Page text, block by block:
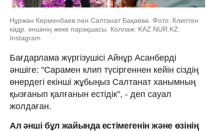
Нұржан Керменбаев пен Салтанат Бақаева. Фото: Клиптен
кадр, әншінің жеке парақшасы. Коллаж: KAZ.NUR.KZ:
Instagram
Бағдарлама жүргізушісі Айнұр Асанберді
әншіге: "Сарамен клип түсіргеннен кейін сіздің
өнердегі екінші жұбыңыз Салтанат ханымның
қызғанып қалғанын естідік", - деп сауал
жолдаған.
Ал әнші бұл жайында естімегенін және өзінің